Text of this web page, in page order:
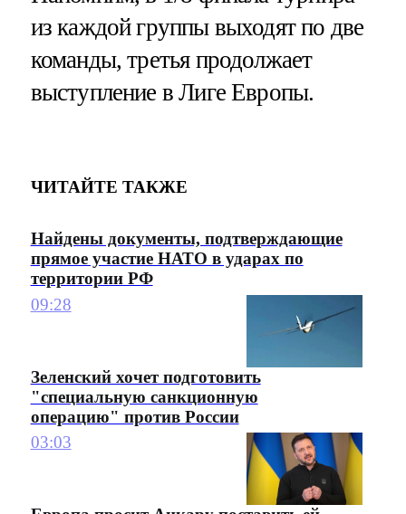
из каждой группы выходят по две
команды, третья продолжает
выступление в Лиге Европы.
ЧИТАЙТЕ ТАКЖЕ
Найдены документы, подтверждающие
прямое участие НАТО в ударах по
территории РФ
09:28
Зеленский хочет подготовить
"специальную санкционную
операцию" против России
03:03